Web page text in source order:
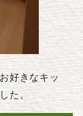
好きなキッ
た。